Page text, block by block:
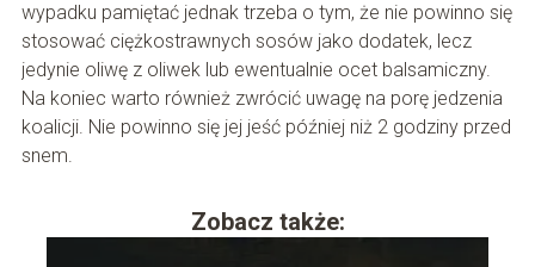
wypadku pamiętać jednak trzeba o tym, że nie powinno się
stosować ciężkostrawnych sosów jako dodatek, lecz
jedynie oliwę z oliwek lub ewentualnie ocet balsamiczny.
Na koniec warto również zwrócić uwagę na porę jedzenia
koalicji. Nie powinno się jej jeść później niż 2 godziny przed
snem.
Zobacz także: